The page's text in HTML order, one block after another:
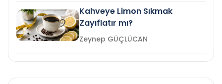
Kahveye Limon Sıkmak
Zayıflatır mı?
Zeynep GÜÇLÜCAN